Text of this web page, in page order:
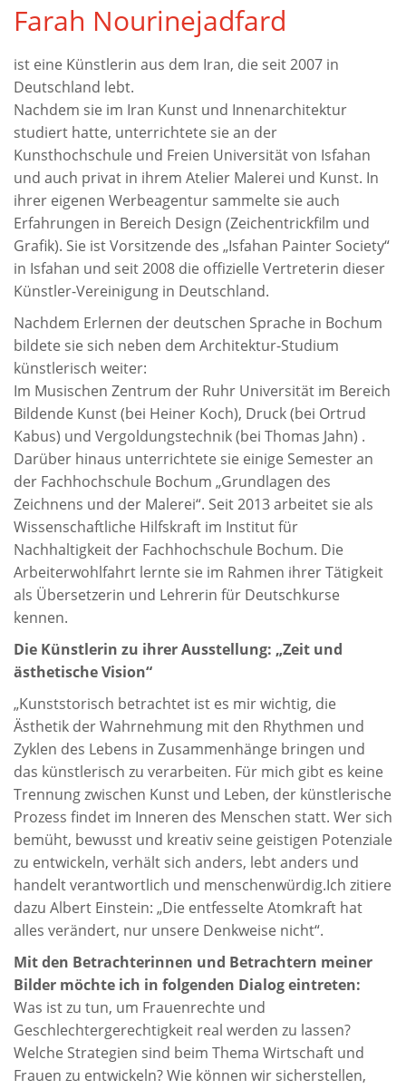
Farah Nourinejadfard
ist eine Künstlerin aus dem Iran, die seit 2007 in
Deutschland lebt.
Nachdem sie im Iran Kunst und Innenarchitektur
studiert hatte, unterrichtete sie an der
Kunsthochschule und Freien Universität von Isfahan
und auch privat in ihrem Atelier Malerei und Kunst. In
ihrer eigenen Werbeagentur sammelte sie auch
Erfahrungen in Bereich Design (Zeichentrickfilm und
Grafik). Sie ist Vorsitzende des „Isfahan Painter Society“
in Isfahan und seit 2008 die offizielle Vertreterin dieser
Künstler-Vereinigung in Deutschland.
Nachdem Erlernen der deutschen Sprache in Bochum
bildete sie sich neben dem Architektur-Studium
künstlerisch weiter:
Im Musischen Zentrum der Ruhr Universität im Bereich
Bildende Kunst (bei Heiner Koch), Druck (bei Ortrud
Kabus) und Vergoldungstechnik (bei Thomas Jahn) .
Darüber hinaus unterrichtete sie einige Semester an
der Fachhochschule Bochum „Grundlagen des
Zeichnens und der Malerei“. Seit 2013 arbeitet sie als
Wissenschaftliche Hilfskraft im Institut für
Nachhaltigkeit der Fachhochschule Bochum. Die
Arbeiterwohlfahrt lernte sie im Rahmen ihrer Tätigkeit
als Übersetzerin und Lehrerin für Deutschkurse
kennen.
Die Künstlerin zu ihrer Ausstellung: „Zeit und
ästhetische Vision“
„Kunststorisch betrachtet ist es mir wichtig, die
Ästhetik der Wahrnehmung mit den Rhythmen und
Zyklen des Lebens in Zusammenhänge bringen und
das künstlerisch zu verarbeiten. Für mich gibt es keine
Trennung zwischen Kunst und Leben, der künstlerische
Prozess findet im Inneren des Menschen statt. Wer sich
bemüht, bewusst und kreativ seine geistigen Potenziale
zu entwickeln, verhält sich anders, lebt anders und
handelt verantwortlich und menschenwürdig.Ich zitiere
dazu Albert Einstein: „Die entfesselte Atomkraft hat
alles verändert, nur unsere Denkweise nicht“.
Mit den Betrachterinnen und Betrachtern meiner
Bilder möchte ich in folgenden Dialog eintreten:
Was ist zu tun, um Frauenrechte und
Geschlechtergerechtigkeit real werden zu lassen?
Welche Strategien sind beim Thema Wirtschaft und
Frauen zu entwickeln? Wie können wir sicherstellen,